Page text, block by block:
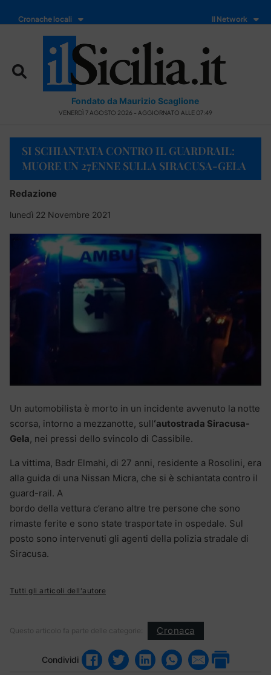
Cronache locali Il Network
Fondato da Maurizio Scaglione
VENERDÌ 7 AGOSTO 2026 - AGGIORNATO ALLE 07:49
SI SCHIANTATA CONTRO IL GUARDRAIL:
MUORE UN 27ENNE SULLA SIRACUSA-GELA
Redazione
lunedì 22 Novembre 2021
Un automobilista è morto in un incidente avvenuto la notte
scorsa, intorno a mezzanotte, sull‘autostrada Siracusa-
Gela, nei pressi dello svincolo di Cassibile.
La vittima, Badr Elmahi, di 27 anni, residente a Rosolini, era
alla guida di una Nissan Micra, che si è schiantata contro il
guard-rail. A
bordo della vettura c’erano altre tre persone che sono
rimaste ferite e sono state trasportate in ospedale. Sul
posto sono intervenuti gli agenti della polizia stradale di
Siracusa.
Tutti gli articoli dell'autore
Questo articolo fa parte delle categorie: Cronaca
Condividi